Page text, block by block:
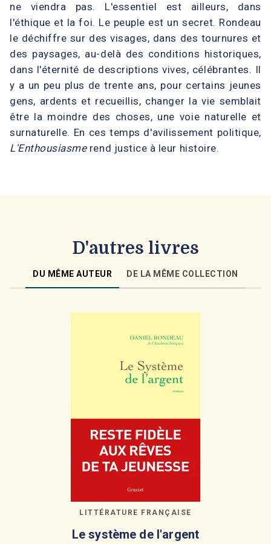
ne viendra pas. L'essentiel est ailleurs, dans
l'éthique et la foi. Le peuple est un secret. Rondeau
le déchiffre sur des visages, dans des tournures et
des paysages, au-delà des conditions historiques,
dans l'éternité de descriptions vives, célébrantes. Il
y a un peu plus de trente ans, pour certains jeunes
gens, ardents et recueillis, changer la vie semblait
être la moindre des choses, une voie naturelle et
surnaturelle. En ces temps d'avilissement politique,
L'Enthousiasmerend justice à leur histoire.
D'autres livres
DU MÊME AUTEUR DE LA MÊME COLLECTION
LITTÉRATURE FRANÇAISE
Le système de l'argent